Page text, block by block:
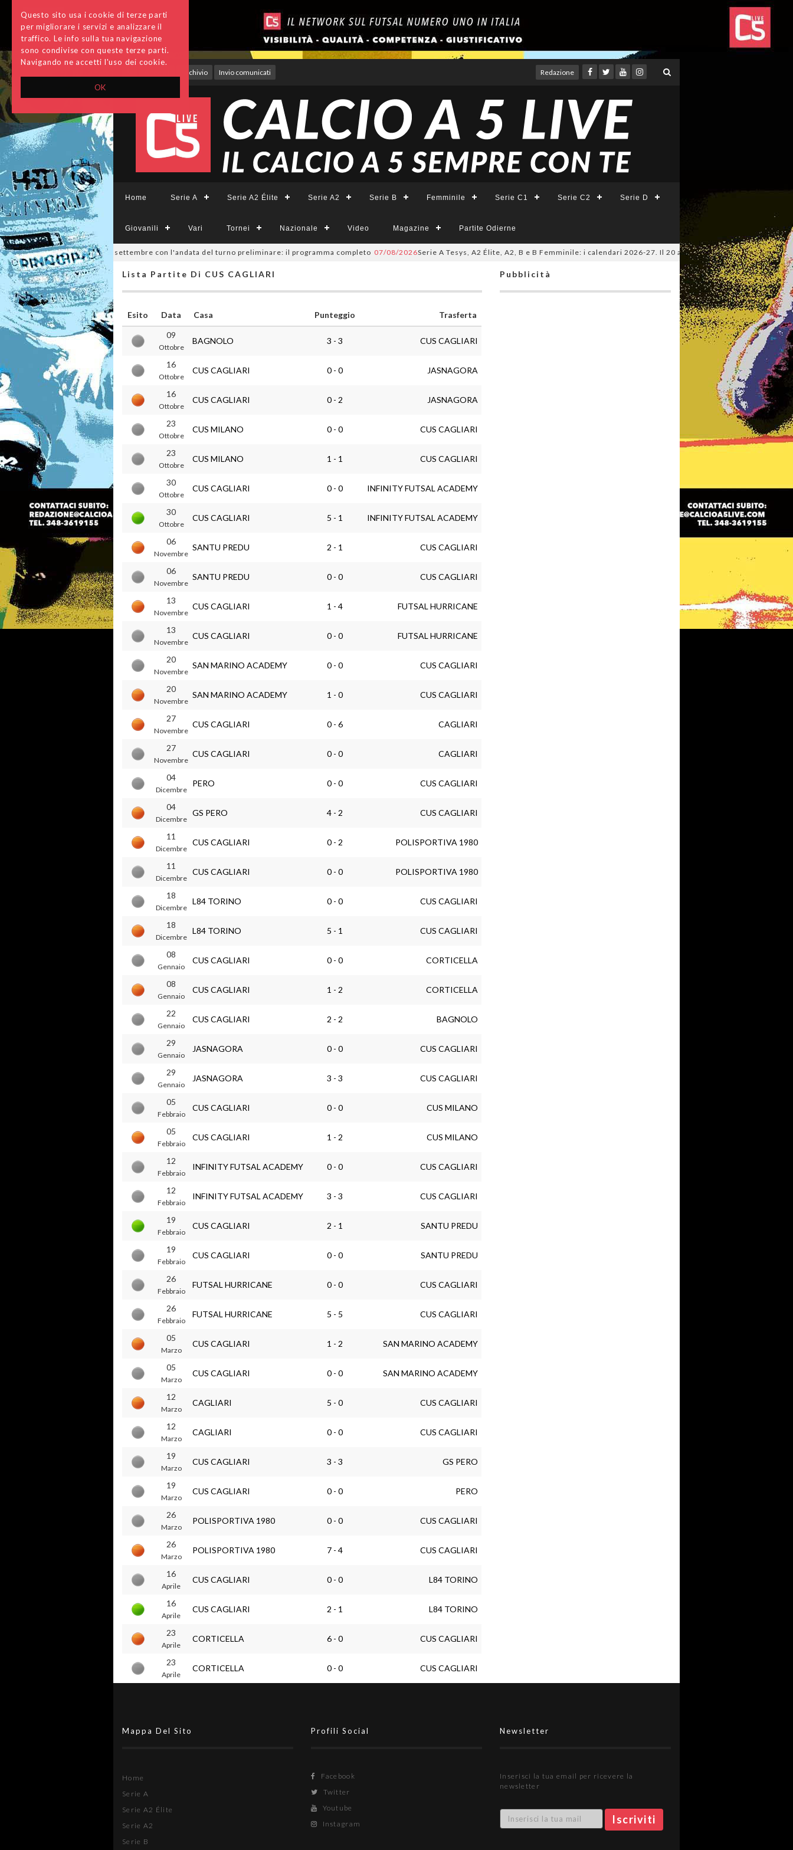
OK
Questo sito usa i cookie di terze parti
per migliorare i servizi e analizzare il
traffico. Le info sulla tua navigazione
sono condivise con queste terze parti.
Navigando ne accetti l'uso dei cookie.
Archivio Invio comunicati Redazione
Home Serie A Serie A2 Élite Serie A2 Serie B Femminile Serie C1 Serie C2 Serie D
Giovanili Vari Tornei Nazionale Video Magazine Partite Odierne
Divisione, si parte il 19 settembre con l'andata del turno preliminare: il programma completo 07/08/2026Serie A Tesys, A2 Élite, A2, B e B Femminile: i calendari 2026-27. Il 20 agosto la presentazione della Serie A
Lista Partite Di CUS CAGLIARI
Esito Data Casa Punteggio
Trasferta
09
Ottobre
BAGNOLO 3 - 3 CUS CAGLIARI
16
Ottobre
CUS CAGLIARI 0 - 0 JASNAGORA
16
Ottobre
CUS CAGLIARI 0 - 2 JASNAGORA
23
Ottobre
CUS MILANO 0 - 0 CUS CAGLIARI
23
Ottobre
CUS MILANO 1 - 1 CUS CAGLIARI
30
Ottobre
CUS CAGLIARI 0 - 0 INFINITY FUTSAL ACADEMY
30
Ottobre
CUS CAGLIARI 5 - 1 INFINITY FUTSAL ACADEMY
06
Novembre
SANTU PREDU 2 - 1 CUS CAGLIARI
06
Novembre
SANTU PREDU 0 - 0 CUS CAGLIARI
13
Novembre
CUS CAGLIARI 1 - 4 FUTSAL HURRICANE
13
Novembre
CUS CAGLIARI 0 - 0 FUTSAL HURRICANE
20
Novembre
SAN MARINO ACADEMY 0 - 0 CUS CAGLIARI
20
Novembre
SAN MARINO ACADEMY 1 - 0 CUS CAGLIARI
27
Novembre
CUS CAGLIARI 0 - 6 CAGLIARI
27
Novembre
CUS CAGLIARI 0 - 0 CAGLIARI
04
Dicembre
PERO 0 - 0 CUS CAGLIARI
04
Dicembre
GS PERO 4 - 2 CUS CAGLIARI
11
Dicembre
CUS CAGLIARI 0 - 2 POLISPORTIVA 1980
11
Dicembre
CUS CAGLIARI 0 - 0 POLISPORTIVA 1980
18
Dicembre
L84 TORINO 0 - 0 CUS CAGLIARI
18
Dicembre
L84 TORINO 5 - 1 CUS CAGLIARI
08
Gennaio
CUS CAGLIARI 0 - 0 CORTICELLA
08
Gennaio
CUS CAGLIARI 1 - 2 CORTICELLA
22
Gennaio
CUS CAGLIARI 2 - 2 BAGNOLO
29
Gennaio
JASNAGORA 0 - 0 CUS CAGLIARI
29
Gennaio
JASNAGORA 3 - 3 CUS CAGLIARI
05
Febbraio
CUS CAGLIARI 0 - 0 CUS MILANO
05
Febbraio
CUS CAGLIARI 1 - 2 CUS MILANO
12
Febbraio
INFINITY FUTSAL ACADEMY 0 - 0 CUS CAGLIARI
12
Febbraio
INFINITY FUTSAL ACADEMY 3 - 3 CUS CAGLIARI
19
Febbraio
CUS CAGLIARI 2 - 1 SANTU PREDU
19
Febbraio
CUS CAGLIARI 0 - 0 SANTU PREDU
26
Febbraio
FUTSAL HURRICANE 0 - 0 CUS CAGLIARI
26
Febbraio
FUTSAL HURRICANE 5 - 5 CUS CAGLIARI
05
Marzo
CUS CAGLIARI 1 - 2 SAN MARINO ACADEMY
05
Marzo
CUS CAGLIARI 0 - 0 SAN MARINO ACADEMY
12
Marzo
CAGLIARI 5 - 0 CUS CAGLIARI
12
Marzo
CAGLIARI 0 - 0 CUS CAGLIARI
19
Marzo
CUS CAGLIARI 3 - 3 GS PERO
19
Marzo
CUS CAGLIARI 0 - 0 PERO
26
Marzo
POLISPORTIVA 1980 0 - 0 CUS CAGLIARI
26
Marzo
POLISPORTIVA 1980 7 - 4 CUS CAGLIARI
16
Aprile
CUS CAGLIARI 0 - 0 L84 TORINO
16
Aprile
CUS CAGLIARI 2 - 1 L84 TORINO
23
Aprile
CORTICELLA 6 - 0 CUS CAGLIARI
23
Aprile
CORTICELLA 0 - 0 CUS CAGLIARI
Pubblicità
Mappa Del Sito
Home
Serie A
Serie A2 Élite
Serie A2
Serie B
Profili Social
Facebook
Twitter
Youtube
Instagram
Newsletter
Inserisci la tua email per ricevere la
newsletter